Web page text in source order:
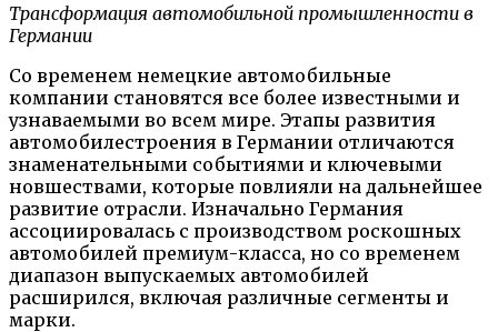
Трансформация автомобильной промышленности в
Германии
Со временем немецкие автомобильные
компании становятся все более известными и
узнаваемыми во всем мире. Этапы развития
автомобилестроения в Германии отличаются
знаменательными событиями и ключевыми
новшествами, которые повлияли на дальнейшее
развитие отрасли. Изначально Германия
ассоциировалась с производством роскошных
автомобилей премиум-класса, но со временем
диапазон выпускаемых автомобилей
расширился, включая различные сегменты и
марки.